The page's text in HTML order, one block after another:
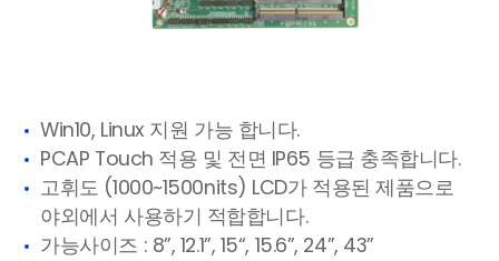
Win10, Linux 지원 가능 합니다.
PCAP Touch 적용 및 전면 IP65 등급 충족합니다.
고휘도 (1000~1500nits) LCD가 적용된 제품으로
야외에서 사용하기 적합합니다.
가능사이즈 : 8”, 12.1”, 15“, 15.6”, 24”, 43”